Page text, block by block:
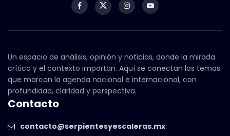
Un espacio de análisis, opinión y noticias, donde la mirada
crítica y el contexto importan. Aquí se conectan los temas
que marcan la agenda nacional e internacional, con
profundidad, claridad y perspectiva.
Contacto
contacto@serpientesyescaleras.mx